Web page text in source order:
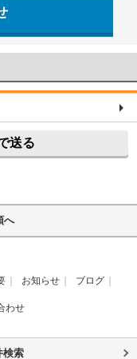
送る
へ
お知らせ ブログ
わせ
検索